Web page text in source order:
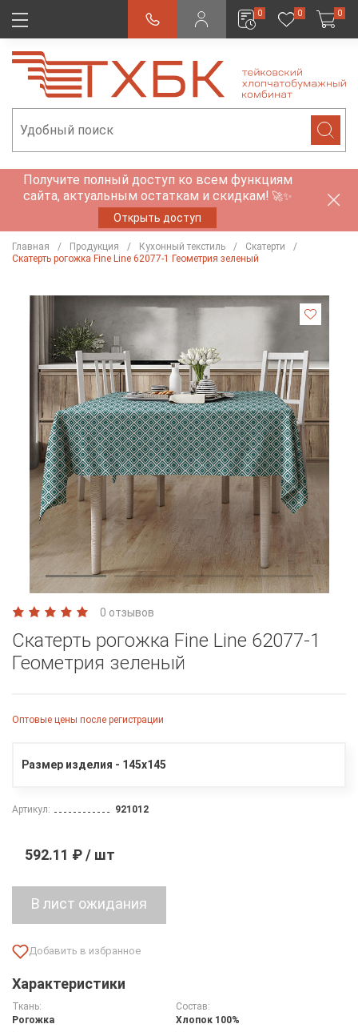
0 0 0
Получите полный доступ ко всем функциям
сайта, актуальным остаткам и скидкам! 🚀✨
Открыть доступ
Главная Продукция Кухонный текстиль
Скатерти
Скатерть рогожка Fine Line 62077-1 Геометрия зеленый
0 отзывов
Скатерть рогожка Fine Line 62077-1
Геометрия зеленый
Оптовые цены после регистрации
Размер изделия - 145х145
Артикул: 921012
592.11 ₽ / шт
Характеристики
Ткань:
Рогожка
Состав:
Хлопок 100%